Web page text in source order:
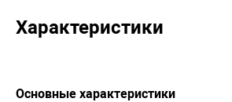
Характеристики
Основные характеристики